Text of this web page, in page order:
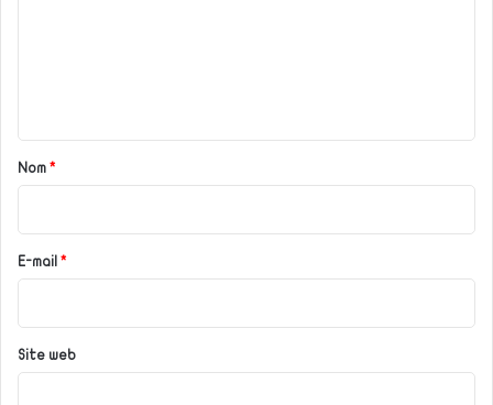
a
r
e
Nom *
E-mail *
Site web